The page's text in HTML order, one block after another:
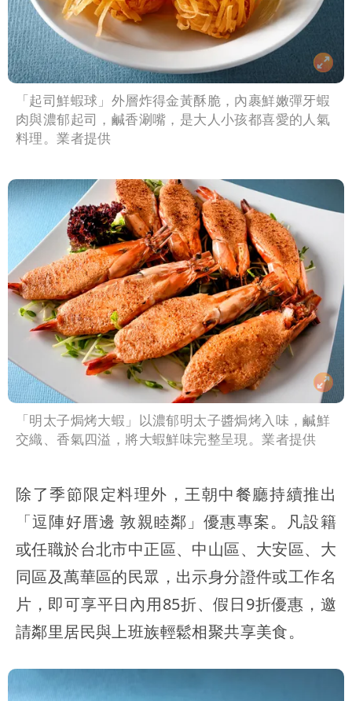
「起司鮮蝦球」外層炸得金黃酥脆，內裹鮮嫩彈牙蝦
肉與濃郁起司，鹹香涮嘴，是大人小孩都喜愛的人氣
料理。業者提供
「明太子焗烤大蝦」以濃郁明太子醬焗烤入味，鹹鮮
交織、香氣四溢，將大蝦鮮味完整呈現。業者提供
除了季節限定料理外，王朝中餐廳持續推出
「逗陣好厝邊 敦親睦鄰」優惠專案。凡設籍
或任職於台北市中正區、中山區、大安區、大
同區及萬華區的民眾，出示身分證件或工作名
片，即可享平日內用85折、假日9折優惠，邀
請鄰里居民與上班族輕鬆相聚共享美食。